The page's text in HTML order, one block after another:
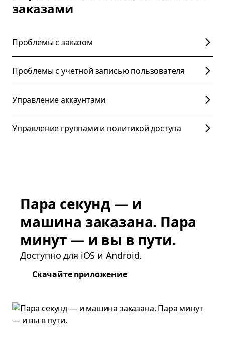
заказами
Проблемы с заказом
Проблемы с учетной записью пользователя
Управление аккаунтами
Управление группами и политикой доступа
Пара секунд — и
машина заказана. Пара
минут — и вы в пути.
Доступно для iOS и Android.
Скачайте приложение